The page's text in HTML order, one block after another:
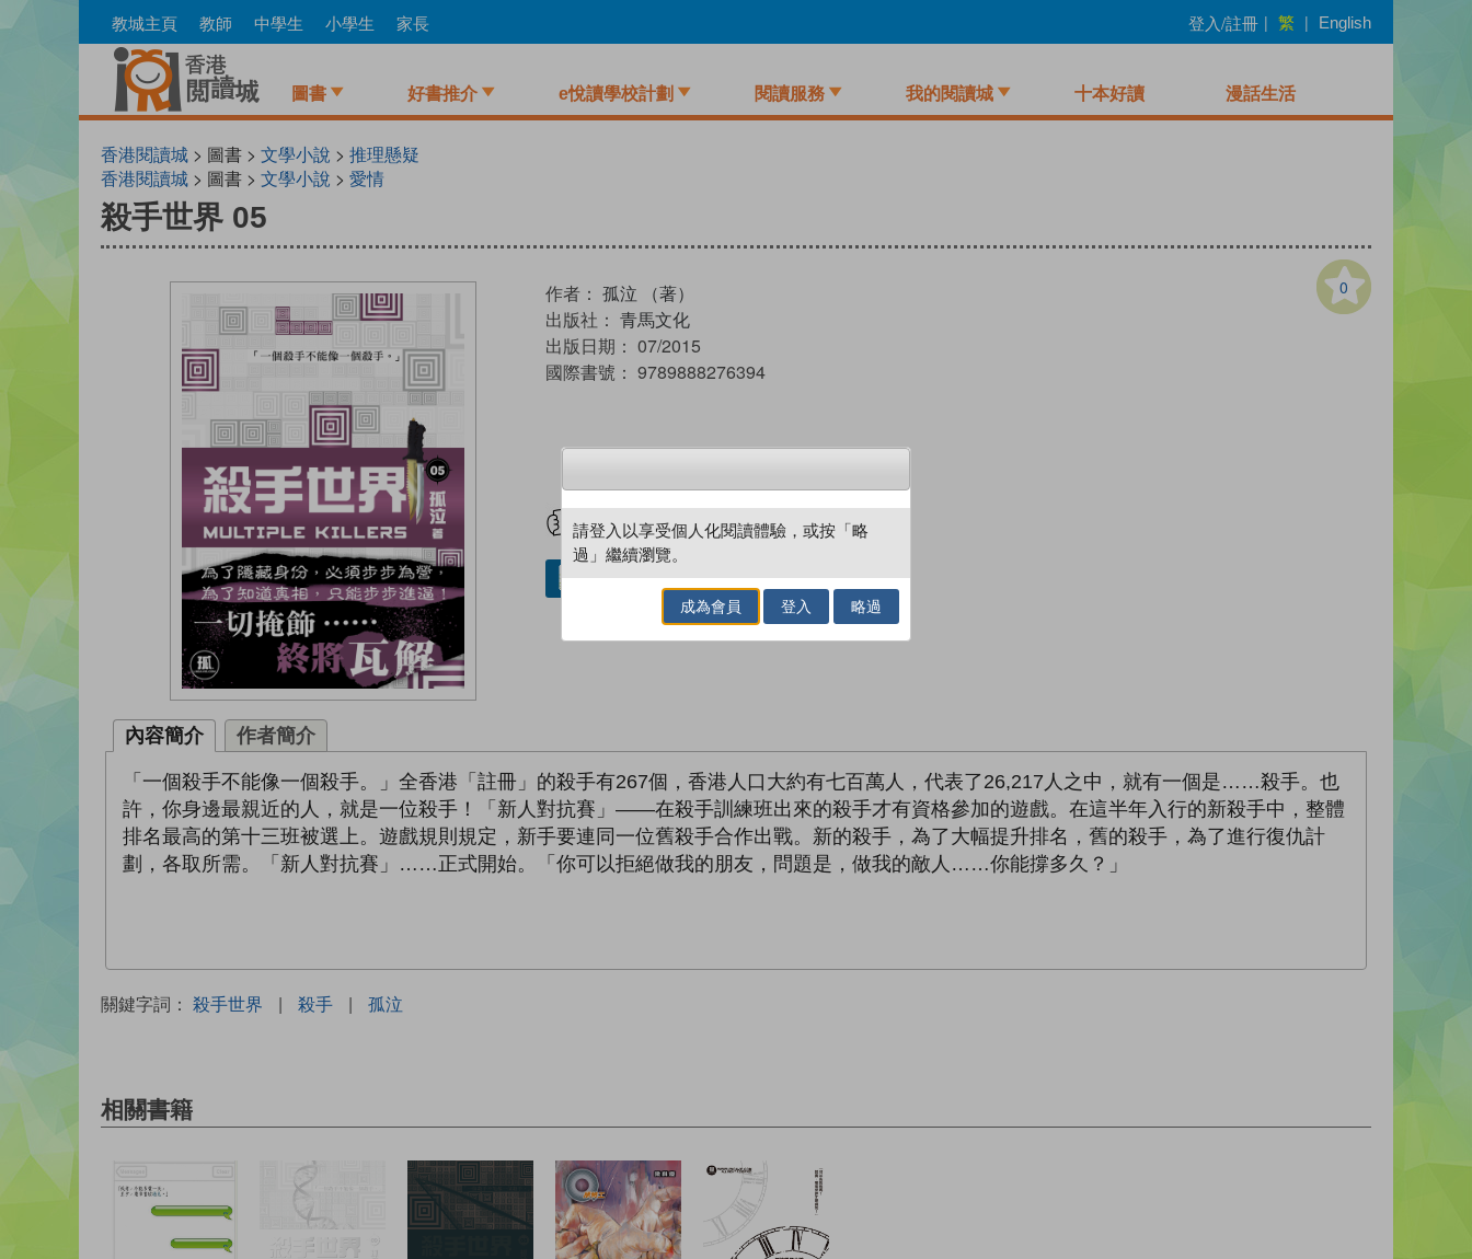
to
教城主頁 教師 中學生 小學生 家長 登入/註冊 | 繁 | English
圖書 好書推介 e悅讀學校計劃 閱讀服務 我的閱讀城 十本好讀 漫話生活
香港閱讀城 > 圖書 > 文學小說 > 推理懸疑
香港閱讀城 > 圖書 > 文學小說 > 愛情
殺手世界 05
0
作者： 孤泣 （著）
出版社： 青馬文化
出版日期： 07/2015
國際書號： 9789888276394
試閲 加入閱讀紀錄
借閱實體書
內容簡介 作者簡介
「一個殺手不能像一個殺手。」全香港「註冊」的殺手有267個，香港人口大約有七百萬人，代表了26,217人之中，就有一個是……殺手。也
許，你身邊最親近的人，就是一位殺手！「新人對抗賽」——在殺手訓練班出來的殺手才有資格參加的遊戲。在這半年入行的新殺手中，整體
排名最高的第十三班被選上。遊戲規則規定，新手要連同一位舊殺手合作出戰。新的殺手，為了大幅提升排名，舊的殺手，為了進行復仇計
劃，各取所需。「新人對抗賽」……正式開始。「你可以拒絕做我的朋友，問題是，做我的敵人……你能撐多久？」
關鍵字詞： 殺手世界 | 殺手 | 孤泣
相關書籍
請登入以享受個人化閱讀體驗，或按「略
過」繼續瀏覽。
成為會員 登入 略過